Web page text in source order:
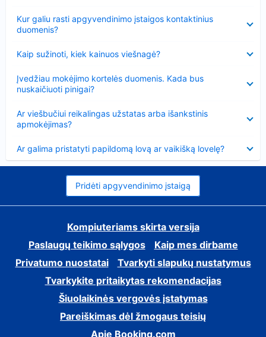
Kur galiu rasti apgyvendinimo įstaigos kontaktinius
duomenis?
Kaip sužinoti, kiek kainuos viešnagė?
Įvedžiau mokėjimo kortelės duomenis. Kada bus
nuskaičiuoti pinigai?
Ar viešbučiui reikalingas užstatas arba išankstinis
apmokėjimas?
Ar galima pristatyti papildomą lovą ar vaikišką lovelę?
Pridėti apgyvendinimo įstaigą
Kompiuteriams skirta versija
Paslaugų teikimo sąlygos
Kaip mes dirbame
Privatumo nuostatai
Tvarkyti slapukų nustatymus
Tvarkykite pritaikytas rekomendacijas
Šiuolaikinės vergovės įstatymas
Pareiškimas dėl žmogaus teisių
Apie Booking.com